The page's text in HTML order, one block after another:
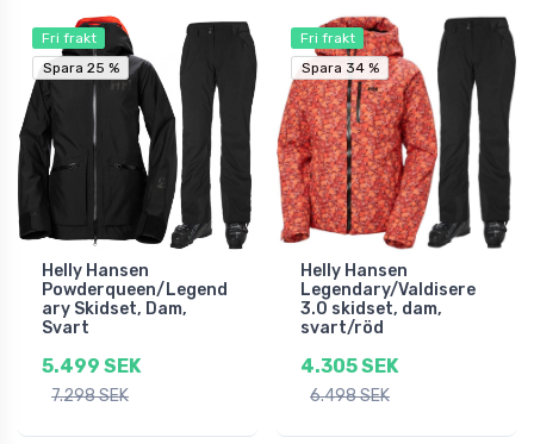
Fri frakt
Spara 25 %
Spara 25 %
Helly Hansen
Powderqueen/Legend
ary Skidset, Dam,
Svart
5.499 SEK
7.298 SEK
Fri frakt
Spara 34 %
Spara 34 %
Helly Hansen
Legendary/Valdisere
3.0 skidset, dam,
svart/röd
4.305 SEK
6.498 SEK